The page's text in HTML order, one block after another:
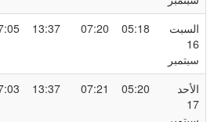
05:18
07:20
13:37
17:05
05:20
07:21
13:37
17:03